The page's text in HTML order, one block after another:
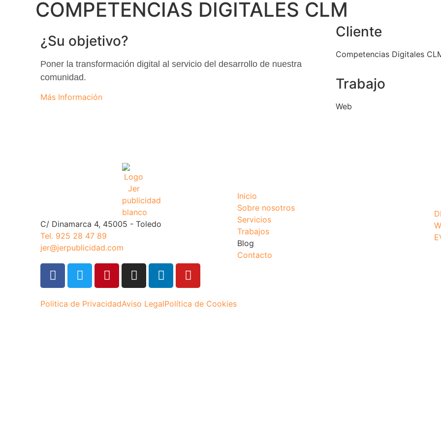
COMPETENCIAS DIGITALES CLM
¿Su objetivo?
Poner la transformación digital al servicio del desarrollo de nuestra
comunidad.
Más Información
Cliente
Competencias Digitales
Trabajo
Web
C/ Dinamarca 4, 45005 - Toledo
Tel. 925 28 47 89
jer@jerpublicidad.com
Inicio
Sobre nosotros
Servicios
Trabajos
Blog
Contacto
Politica de PrivacidadAviso LegalPolítica de Cookies